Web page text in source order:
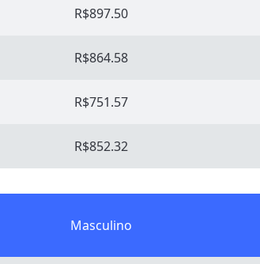
R$897.50
R$864.58
R$751.57
R$852.32
Masculino